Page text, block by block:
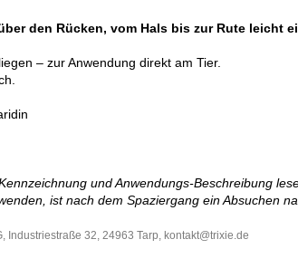
den Rücken, vom Hals bis zur Rute leicht
– zur Anwendung direkt am Tier.
und Anwendungs-Beschreibung
ist nach dem Spaziergang ein Absuchen
Industriestraße 32, 24963 Tarp, kontakt@trixie.de